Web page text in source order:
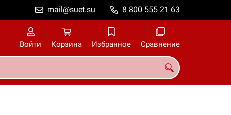
8 800 555 21 63
mail@suet.su
Войти Корзина Избранное Сравнение